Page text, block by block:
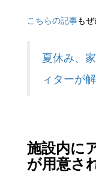
こちらの記事も
夏休み、
ィターが
施設内に
が用意さ